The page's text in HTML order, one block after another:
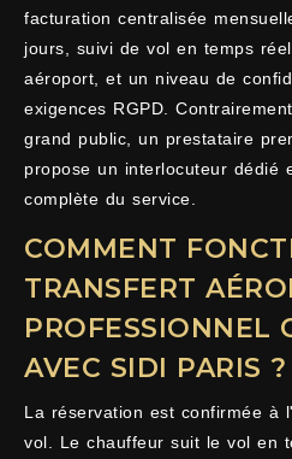
facturation centralisée
jours, suivi de vol en temps
aéroport, et un niveau de
exigences RGPD.
grand public, un prestataire
propose un interlocuteur dédié
complète du service.
COMMENT
TRANSFERT
PROFESSIONNEL
AVEC SIDI PARIS ?
La réservation est confirmée à
vol. Le chauffeur suit le vol en